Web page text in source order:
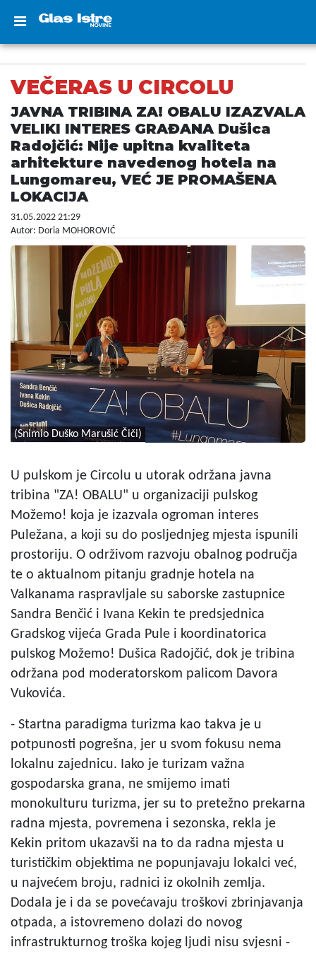
VEČERAS U CIRCOLU
JAVNA TRIBINA ZA! OBALU IZAZVALA
VELIKI INTERES GRAĐANA Dušica
Radojčić: Nije upitna kvaliteta
arhitekture navedenog hotela na
Lungomareu, VEĆ JE PROMAŠENA
LOKACIJA
31.05.2022 21:29
Autor: Doria MOHOROVIĆ
(Snimio Duško Marušić Čiči)
U pulskom je Circolu u utorak održana javna
tribina "ZA! OBALU" u organizaciji pulskog
Možemo! koja je izazvala ogroman interes
Puležana, a koji su do posljednjeg mjesta ispunili
prostoriju. O održivom razvoju obalnog područja
te o aktualnom pitanju gradnje hotela na
Valkanama raspravljale su saborske zastupnice
Sandra Benčić i Ivana Kekin te predsjednica
Gradskog vijeća Grada Pule i koordinatorica
pulskog Možemo! Dušica Radojčić, dok je tribina
održana pod moderatorskom palicom Davora
Vukovića.
- Startna paradigma turizma kao takva je u
potpunosti pogrešna, jer u svom fokusu nema
lokalnu zajednicu. Iako je turizam važna
gospodarska grana, ne smijemo imati
monokulturu turizma, jer su to pretežno prekarna
radna mjesta, povremena i sezonska, rekla je
Kekin pritom ukazavši na to da radna mjesta u
turističkim objektima ne popunjavaju lokalci već,
u najvećem broju, radnici iz okolnih zemlja.
Dodala je i da se povećavaju troškovi zbrinjavanja
otpada, a istovremeno dolazi do novog
infrastrukturnog troška kojeg ljudi nisu svjesni -